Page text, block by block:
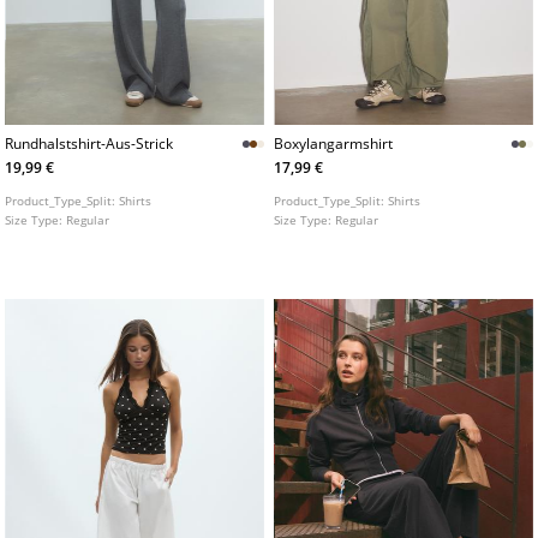
Rundhalstshirt-Aus-Strick
19,99 €
Product_Type_Split:Shirts
Size Type: Regular
Boxylangarmshirt
17,99 €
Product_Type_Split:Shirts
Size Type: Regular